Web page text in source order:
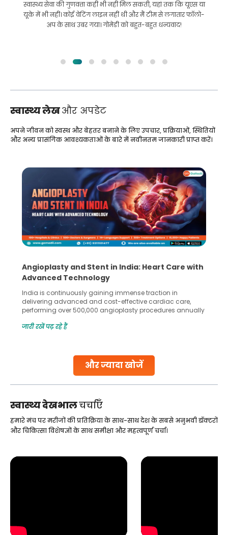
इलाज कराने के लिए बांग्लादेश से भारत की मेरी यात्रा में मेरी मदद की।
हमने GoMedii को चुनने में सही चुनाव किया। वे इलाज के बाद भी हमारे
साथ एक अच्छा रिश्ता रखते हैं
स्वास्थ्य लेखऔर अपडेट
और ज्यादा खोजें
अपने जीवन को स्वस्थ और बेहतर बनाने के लिए उपचार, प्रक्रियाओं, स्थितियों
और अन्य प्रासंगिक आवश्यकताओं के बारे में नवीनतम जानकारी प्राप्त करें।
Angioplasty and Stent in India: Heart Care with
Advanced Technology
India is continuously gaining immense traction in
delivering advanced and cost-effective cardiac care,
performing over 500,000 angioplasty procedures annually
globe are searching for treatments like angioplasty and
Studies, such as one published
जारी रखें पढ़ रहे हैं
स्वास्थ्य देखभालचर्चाएँ
हमारे मंच पर मरीजों की प्रतिक्रिया के साथ-साथ देश के सबसे अनुभवी डॉक्टरों
और चिकित्सा विशेषज्ञों के साथ समीक्षा और महत्वपूर्ण चर्चा।